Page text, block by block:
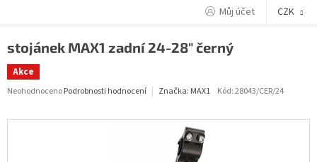
Můj účet CZK
stojánek MAX1 zadní 24-28" černý
Akce
Průměrné
NeohodnocenoPodrobnosti hodnocení Značka: MAX1 Kód:28043/CER/24